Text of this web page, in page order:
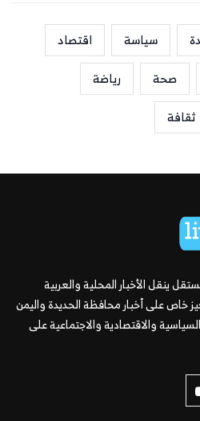
سياسة
اقتصاد
صحة
رياضة
ثقافة
ينقل الأخبار المحلية والعربية
خاص على أخبار محافظة الحديدة واليمن
والاقتصادية والاجتماعية على